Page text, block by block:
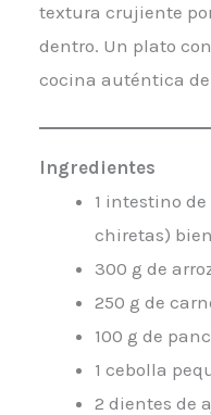
textura crujiente
dentro. Un plato
cocina auténtica
Ingredientes
1 intestino
chiretas)
300 g de
250 g de
100 g de
1 cebolla
2 dientes de